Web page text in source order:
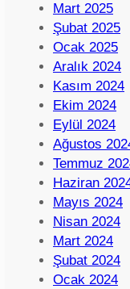
Mart 2025
Şubat 2025
Ocak 2025
Aralık 2024
Kasım 2024
Ekim 2024
Eylül 2024
Ağustos
Temmuz
Haziran
Mayıs 2024
Nisan 2024
Mart 2024
Şubat 2024
Ocak 2024